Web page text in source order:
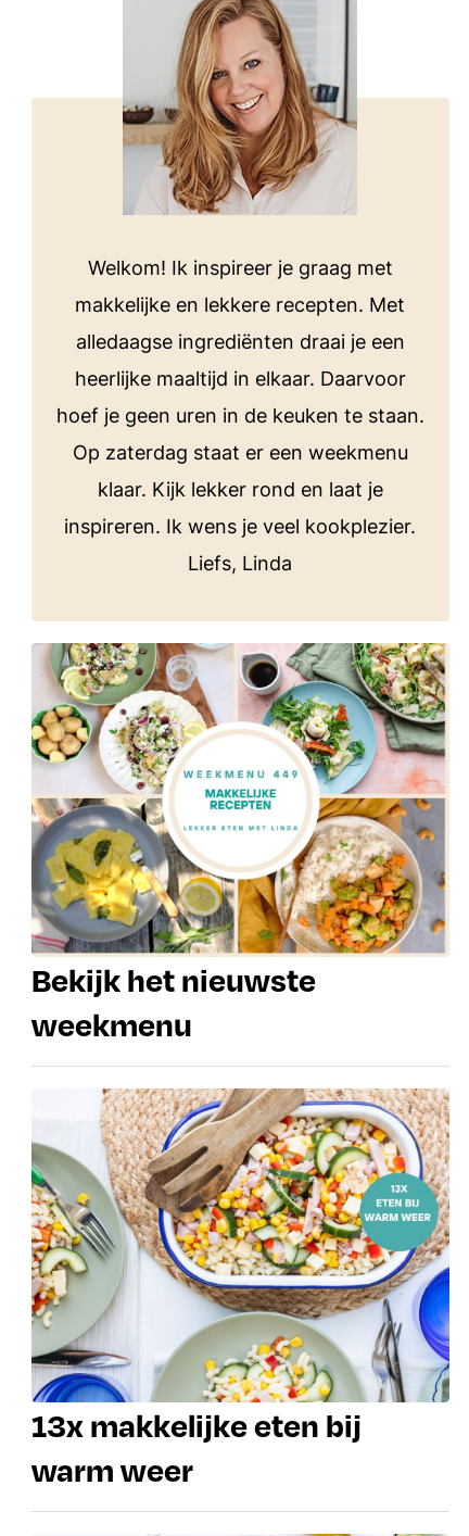
voor bij de barbecue of koken op de
camping.
Bekijk alle E-books
Welkom! Ik inspireer je graag met
makkelijke en lekkere recepten. Met
alledaagse ingrediënten draai je een
heerlijke maaltijd in elkaar. Daarvoor
hoef je geen uren in de keuken te staan.
Op zaterdag staat er een weekmenu
klaar. Kijk lekker rond en laat je
inspireren. Ik wens je veel kookplezier.
Liefs, Linda
Bekijk het nieuwste
weekmenu
13x makkelijke eten bij
warm weer